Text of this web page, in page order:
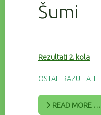
Šumi
Rezultati 2. kola
OSTALI RAZULTATI:
READ MORE …